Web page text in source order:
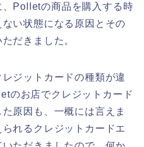
Polletの商品を購入する時
い状態になる原因とその
だきました。
ジットカードの種類が違
のお店でクレジットカード
原因も、一概には言えま
れるクレジットカードエ